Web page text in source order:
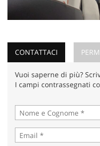
CONTATTACI
Vuoi saperne di più?
I campi contrassegnati